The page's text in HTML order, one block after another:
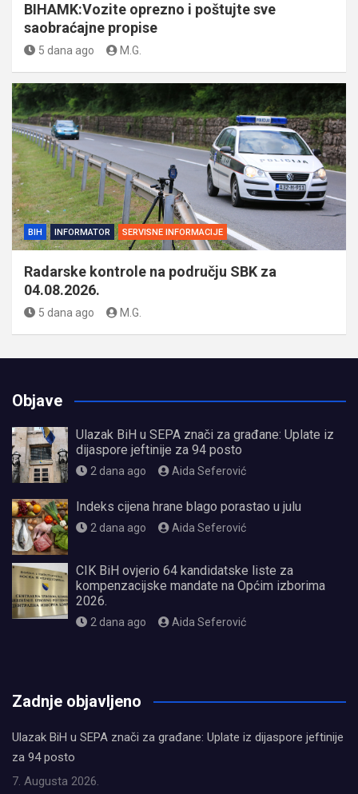
BIHAMK:Vozite oprezno i poštujte sve
saobraćajne propise
5 dana ago M.G.
BIH INFORMATOR SERVISNE INFORMACIJE
Radarske kontrole na području SBK za
04.08.2026.
5 dana ago M.G.
Objave
Ulazak BiH u SEPA znači za građane: Uplate iz
dijaspore jeftinije za 94 posto
2 dana ago Aida Seferović
Indeks cijena hrane blago porastao u julu
2 dana ago Aida Seferović
CIK BiH ovjerio 64 kandidatske liste za
kompenzacijske mandate na Općim izborima
2026.
2 dana ago Aida Seferović
Zadnje objavljeno
Ulazak BiH u SEPA znači za građane: Uplate iz dijaspore jeftinije
za 94 posto
7. Augusta 2026.